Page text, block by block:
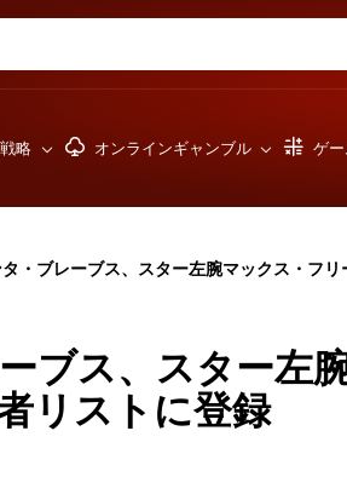
略 オンラインギャンブル ゲ
・ブレーブス、スター左腕マックス・フ
ブス、スター左
リストに登録